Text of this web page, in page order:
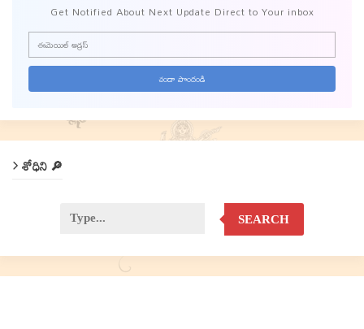
Get Notified About Next Update Direct to Your inbox
శోధిని 🔎
SEARCH